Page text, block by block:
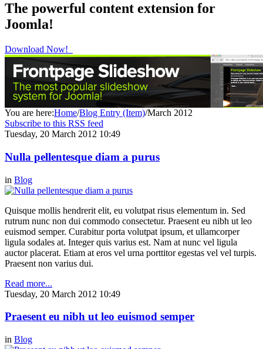
The powerful content extension for
Joomla!
Download Now!
You are here:Home/Blog Entry (Item)/March 2012
Subscribe to this RSS feed
Tuesday, 20 March 2012 10:49
Nulla pellentesque diam a purus
in Blog
Quisque mollis hendrerit elit, eu volutpat risus elementum in. Sed
rutrum nunc non dui commodo consectetur. Praesent eu nibh ut leo
euismod semper. Curabitur porta volutpat ipsum, et ullamcorper
ligula sodales at. Integer quis varius est. Nam at nunc vel ligula
auctor placerat. Etiam at eros vel urna porttitor egestas vel vel turpis.
Praesent non varius dui.
Read more...
Tuesday, 20 March 2012 10:49
Praesent eu nibh ut leo euismod semper
in Blog